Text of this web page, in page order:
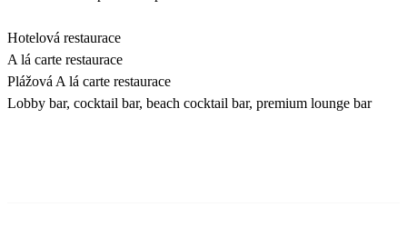
Hotelová restaurace
A lá carte restaurace
Plážová A lá carte restaurace
Lobby bar, cocktail bar, beach cocktail bar, premium lounge bar